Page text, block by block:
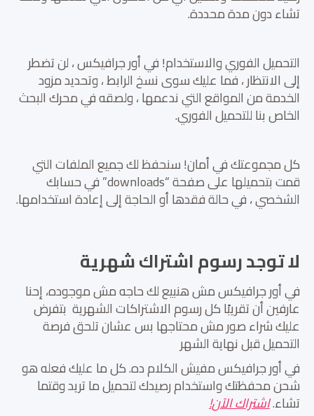
تشاء دون مدة محددة.
التحميل الفوري والاستخدام! في أور جرافيكس ، لن تضطر
إلى الانتظار ، فما عليك سوى نسخ الرابط ، وتحديد مزود
الخدمة من المواقع التي ندعمها ، ولصقه في محرك البحث
الخاص بنا للتحميل الفوري.
كل مجموعتك في أمان! سنحفظ لك جميع الملفات التي
قمت بتحميلها على صفحة “downloads” في حسابك
الشخصي ، في حالة فقدها أو الحاجة إلى إعادة استخدامها.
لا توجد رسوم اشتراك شهرية
في أور جرافيكس مش هنبيع لك حاجه مش موجوده، إحنا
عارفين أن تقريبًا كل رسوم الاشتراكات الشهرية بتفرض
عليك شراء صور مش محتاجها بس عشان تلحق فرصة
التحميل قبل نهاية الشهر
في أور جرافيكس مفيش الكلام ده. كل ما عليك فعله هو
شحن محفظتك واستخدام رصيدك لتحميل ما تريد وقتما
تشاء.اشتراك الآن!